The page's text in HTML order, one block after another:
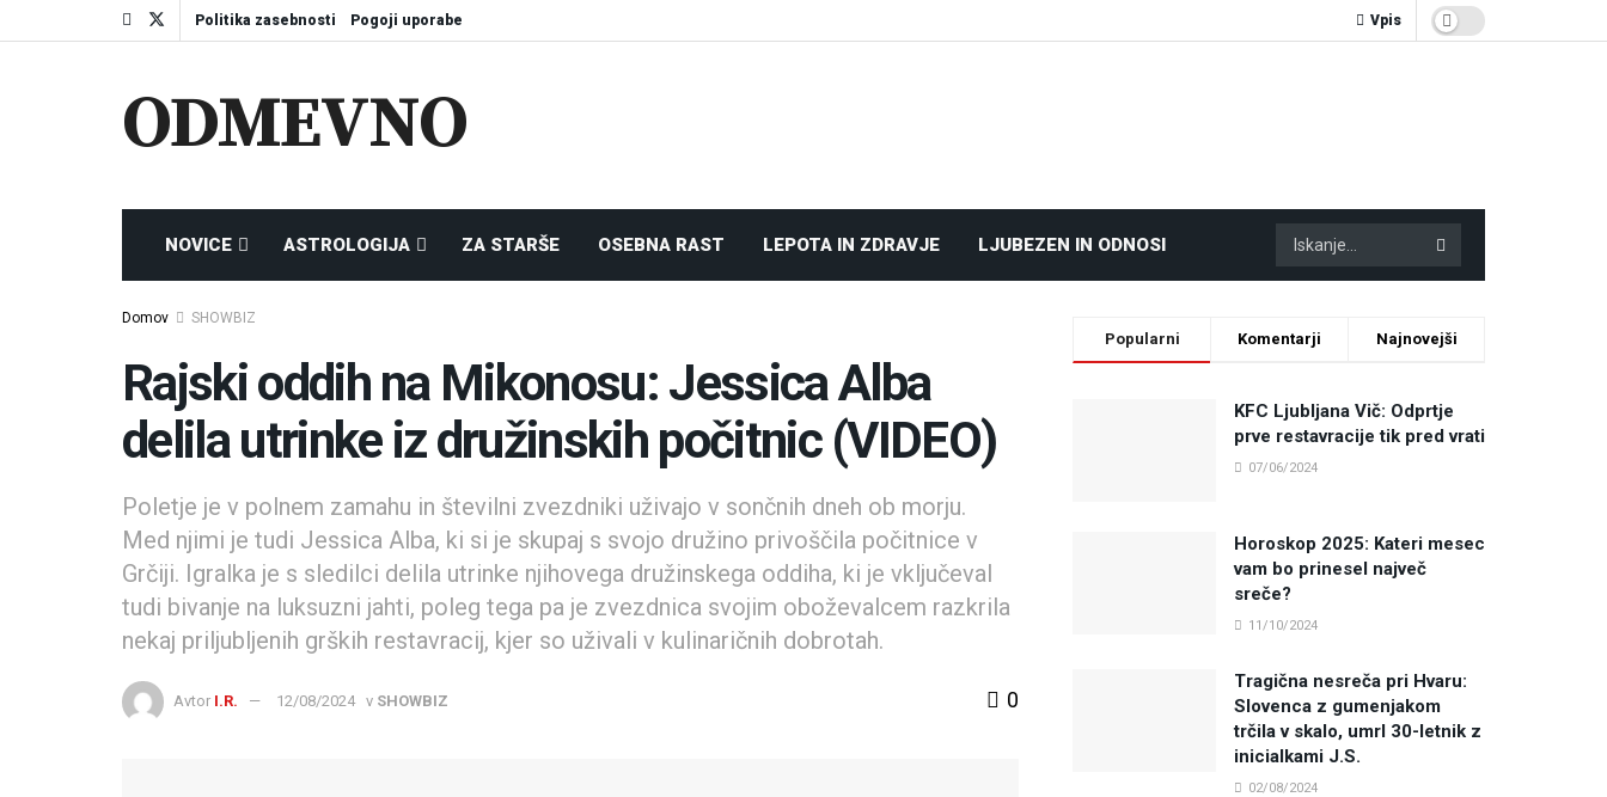
Politika zasebnosti Pogoji uporabe Vpis
ODMEVNO
NOVICE ASTROLOGIJA ZA STARŠE OSEBNA RAST LEPOTA IN ZDRAVJE LJUBEZEN IN ODNOSI
Domov SHOWBIZ
Rajski oddih na Mikonosu: Jessica Alba
delila utrinke iz družinskih počitnic (VIDEO)
Poletje je v polnem zamahu in številni zvezdniki uživajo v sončnih dneh ob morju.
Med njimi je tudi Jessica Alba, ki si je skupaj s svojo družino privoščila počitnice v
Grčiji. Igralka je s sledilci delila utrinke njihovega družinskega oddiha, ki je vključeval
tudi bivanje na luksuzni jahti, poleg tega pa je zvezdnica svojim oboževalcem razkrila
nekaj priljubljenih grških restavracij, kjer so uživali v kulinaričnih dobrotah.
Avtor I.R. 12/08/2024 v SHOWBIZ 0
Popularni Komentarji Najnovejši
KFC Ljubljana Vič: Odprtje
prve restavracije tik pred vrati
07/06/2024
Horoskop 2025: Kateri mesec
vam bo prinesel največ
sreče?
11/10/2024
Tragična nesreča pri Hvaru:
Slovenca z gumenjakom
trčila v skalo, umrl 30-letnik z
inicialkami J.S.
02/08/2024